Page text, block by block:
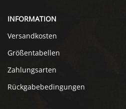
INFORMATION
Versandkosten
Größentabellen
Zahlungsarten
Rückgabebedingungen